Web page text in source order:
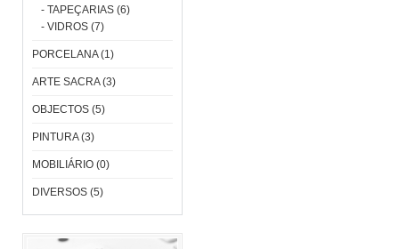
- TAPEÇARIAS (6)
- VIDROS (7)
PORCELANA (1)
ARTE SACRA (3)
OBJECTOS (5)
PINTURA (3)
MOBILIÁRIO (0)
DIVERSOS (5)